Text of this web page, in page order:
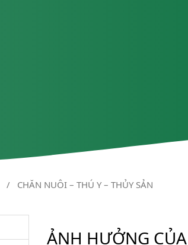
/ CHĂN NUÔI – THÚ Y – THỦY SẢN
ẢNH HƯỞNG